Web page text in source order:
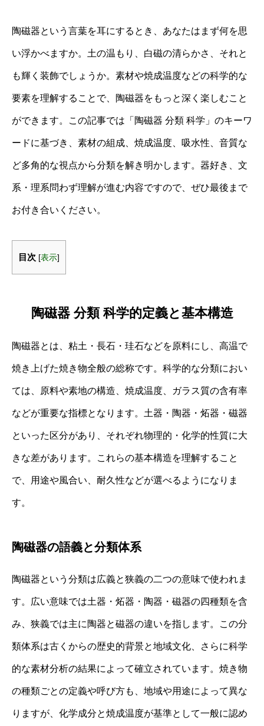
陶磁器という言葉を耳にするとき、あなたはまず何を思
い浮かべますか。土の温もり、白磁の清らかさ、それと
も輝く装飾でしょうか。素材や焼成温度などの科学的な
要素を理解することで、陶磁器をもっと深く楽しむこと
ができます。この記事では「陶磁器 分類 科学」のキーワ
ードに基づき、素材の組成、焼成温度、吸水性、音質な
ど多角的な視点から分類を解き明かします。器好き、文
系・理系問わず理解が進む内容ですので、ぜひ最後まで
お付き合いください。
目次 [表示]
陶磁器 分類 科学的定義と基本構造
陶磁器とは、粘土・長石・珪石などを原料にし、高温で
焼き上げた焼き物全般の総称です。科学的な分類におい
ては、原料や素地の構造、焼成温度、ガラス質の含有率
などが重要な指標となります。土器・陶器・炻器・磁器
といった区分があり、それぞれ物理的・化学的性質に大
きな差があります。これらの基本構造を理解すること
で、用途や風合い、耐久性などが選べるようになりま
す。
陶磁器の語義と分類体系
陶磁器という分類は広義と狭義の二つの意味で使われま
す。広い意味では土器・炻器・陶器・磁器の四種類を含
み、狭義では主に陶器と磁器の違いを指します。この分
類体系は古くからの歴史的背景と地域文化、さらに科学
的な素材分析の結果によって確立されています。焼き物
の種類ごとの定義や呼び方も、地域や用途によって異な
りますが、化学成分と焼成温度が基準として一般に認め